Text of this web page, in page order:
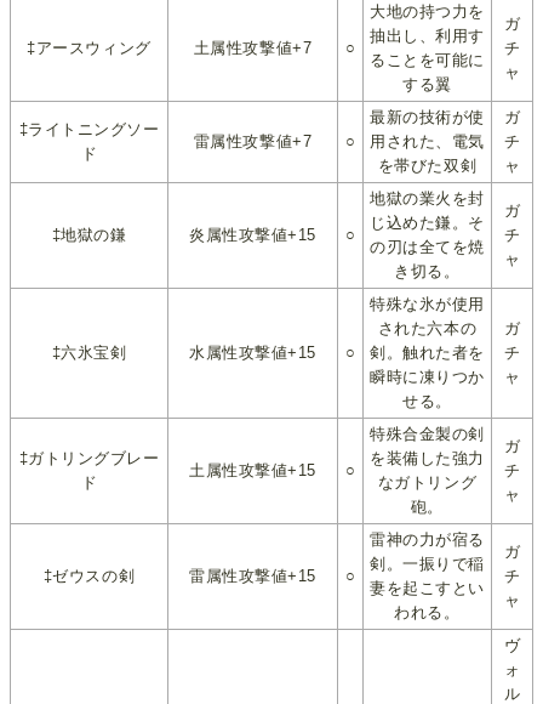
‡アースウィング 土属性攻撃値+7 ○
大地の持つ力を
抽出し、利用す
ることを可能に
する翼
ガ
チ
ャ
‡ライトニングソー
ド
雷属性攻撃値+7 ○
最新の技術が使
用された、電気
を帯びた双剣
ガ
チ
ャ
‡地獄の鎌 炎属性攻撃値+15 ○
地獄の業火を封
じ込めた鎌。そ
の刃は全てを焼
き切る。
ガ
チ
ャ
‡六氷宝剣 水属性攻撃値+15 ○
特殊な氷が使用
された六本の
剣。触れた者を
瞬時に凍りつか
せる。
ガ
チ
ャ
‡ガトリングブレー
ド
土属性攻撃値+15 ○
特殊合金製の剣
を装備した強力
なガトリング
砲。
ガ
チ
ャ
‡ゼウスの剣 雷属性攻撃値+15 ○
雷神の力が宿る
剣。一振りで稲
妻を起こすとい
われる。
ガ
チ
ャ
ヴ
ォ
ル